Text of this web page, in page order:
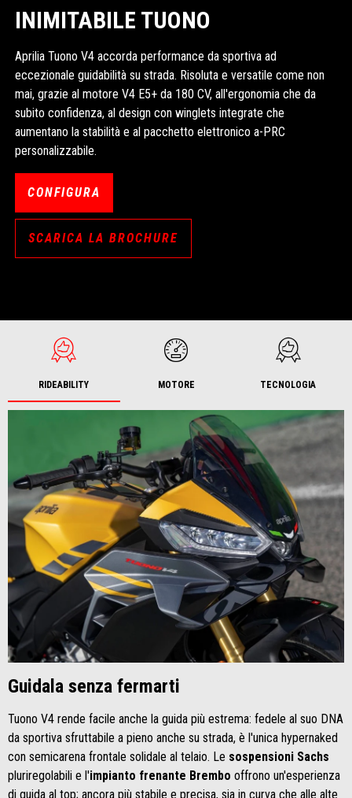
INIMITABILE TUONO
Aprilia Tuono V4 accorda performance da sportiva ad
eccezionale guidabilità su strada. Risoluta e versatile come non
mai, grazie al motore V4 E5+ da 180 CV, all'ergonomia che da
subito confidenza, al design con winglets integrate che
aumentano la stabilità e al pacchetto elettronico a-PRC
personalizzabile.
CONFIGURA
SCARICA LA BROCHURE
RIDEABILITY MOTORE TECNOLOGIA
Guidala senza fermarti
Tuono V4 rende facile anche la guida più estrema: fedele al suo DNA
da sportiva sfruttabile a pieno anche su strada, è l'unica hypernaked
con semicarena frontale solidale al telaio. Le sospensioni Sachs
pluriregolabili e l'impianto frenante Brembo offrono un'esperienza
di guida al top; ancora più stabile e precisa, sia in curva che alle alte